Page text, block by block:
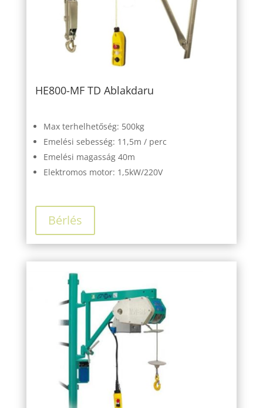
HE800-MF TD Ablakdaru
Max terhelhetőség: 500kg
Emelési sebesség: 11,5m / perc
Emelési magasság 40m
Elektromos motor: 1,5kW/220V
Bérlés